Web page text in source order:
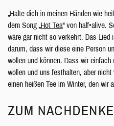
„Halte dich in meinen Händen wie
dem Song „Hot Tea“ von half•alive.
wäre gar nicht so verkehrt. Das Lied
darum, dass wir diese eine Person
wollen und können. Dass wir
wollen und uns festhalten, aber
einen heißen Tee im Winter, den wir
ZUM